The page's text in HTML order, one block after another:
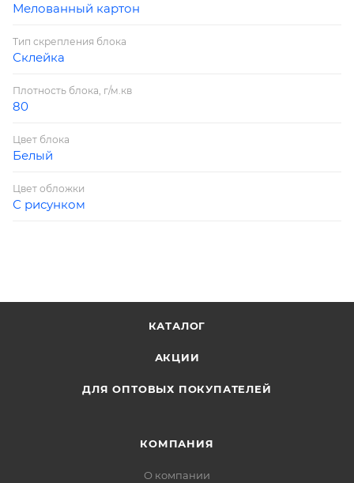
Мелованный картон
Тип скрепления блока
Склейка
Плотность блока, г/м.кв
80
Цвет блока
Белый
Цвет обложки
С рисунком
КАТАЛОГ
АКЦИИ
ДЛЯ ОПТОВЫХ ПОКУПАТЕЛЕЙ
КОМПАНИЯ
О компании